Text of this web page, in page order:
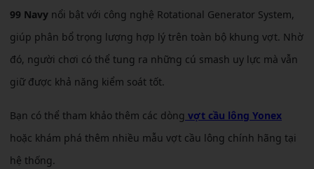
99 Navy nổi bật với công nghệ Rotational Generator System,
giúp phân bổ trọng lượng hợp lý trên toàn bộ khung vợt. Nhờ
đó, người chơi có thể tung ra những cú smash uy lực mà vẫn
giữ được khả năng kiểm soát tốt.
Bạn có thể tham khảo thêm các dòng vợt cầu lông Yonex
hoặc khám phá thêm nhiều mẫu vợt cầu lông chính hãng tại
hệ thống.